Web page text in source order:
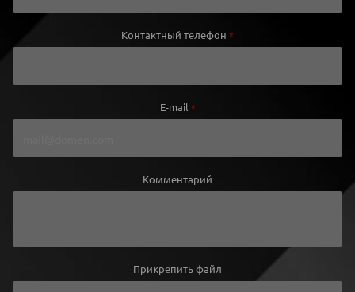
Контактный телефон *
E-mail *
Комментарий
Прикрепить файл